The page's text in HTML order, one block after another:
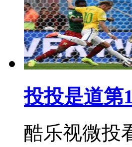
投投是道第
酷乐视微投